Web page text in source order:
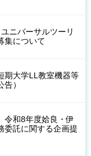
ニバーサルツーリ
集について
期大学LL教室機器等
）
令和8年度姶良・伊
委託に関する企画提